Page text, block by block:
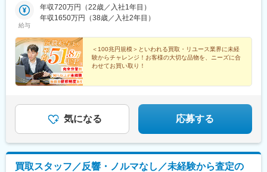
筋本町千寿ビル6F＜アクセス＞地下鉄堺筋線「堺筋本町駅」徒歩
5分地下鉄谷町線「谷町四丁目駅」徒歩7分※勤務地の受動喫煙対
給与
年収720万円（22歳／入社1年目）
年収1650万円（38歳／入社2年目）
＜100兆円規模＞といわれる買取・リユース業界に未経
験からチャレンジ！お客様の大切な品物を、ニーズに合
わせてお買い取り！
▼気になる内容をチェック▼
気になる 応募する
買取スタッフ／反響・ノルマなし／未経験から査定の